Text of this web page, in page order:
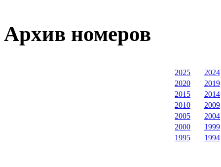
Архив номеров
2025
2024
2020
2019
2015
2014
2010
2009
2005
2004
2000
1999
1995
1994